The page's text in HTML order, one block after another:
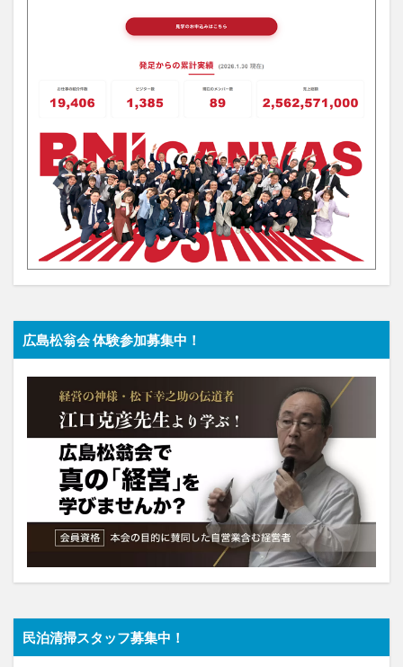
広島松翁会 体験参加募集中！
民泊清掃スタッフ募集中！